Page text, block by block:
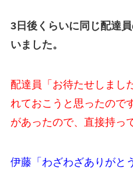
3日後くらいに同じ配達
いました。
配達員「お待たせしまし
れておこうと思ったので
があったので、直接持っ
伊藤「わざわざありがと